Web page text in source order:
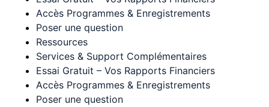
Accès Programmes & Enregistrements
Poser une question
Ressources
Services & Support Complémentaires
Essai Gratuit – Vos Rapports Financiers
Accès Programmes & Enregistrements
Poser une question